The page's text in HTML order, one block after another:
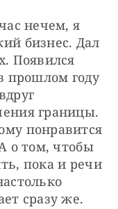
нечем, я
бизнес. Дал
Появился
прошлом году
границы.
понравится
о том, чтобы
пока и речи
сразу же.